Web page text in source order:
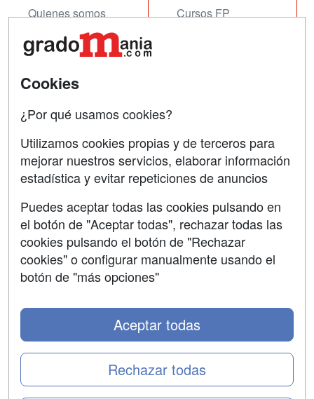
Quienes somos
Tarifas publicidad
Acceso Centros
Cursos FP
Contactar
Confidencialidad
Aviso legal
Copyleft
Cookies
¿Por qué usamos cookies?
Utilizamos cookies propias y de terceros para
mejorar nuestros servicios, elaborar información
estadística y evitar repeticiones de anuncios
Puedes aceptar todas las cookies pulsando en
el botón de "Aceptar todas", rechazar todas las
cookies pulsando el botón de "Rechazar
cookies" o configurar manualmente usando el
botón de "más opciones"
Rechazar todas
Aceptar todas